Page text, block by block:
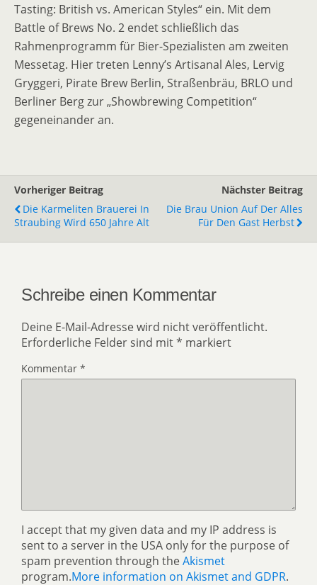
Tasting: British vs. American Styles“ ein. Mit dem
Battle of Brews No. 2 endet schließlich das
Rahmenprogramm für Bier-Spezialisten am zweiten
Messetag. Hier treten Lenny’s Artisanal Ales, Lervig
Gryggeri, Pirate Brew Berlin, Straßenbräu, BRLO und
Berliner Berg zur „Showbrewing Competition“
gegeneinander an.
Vorheriger Beitrag
Die Karmeliten Brauerei In
Straubing Wird 650 Jahre Alt
Nächster Beitrag
Die Brau Union Auf Der Alles
Für Den Gast Herbst
Schreibe einen Kommentar
Deine E-Mail-Adresse wird nicht veröffentlicht.
Erforderliche Felder sind mit* markiert
Kommentar *
I accept that my given data and my IP address is
sent to a server in the USA only for the purpose of
spam prevention through theAkismet
program.More information on Akismet and GDPR.